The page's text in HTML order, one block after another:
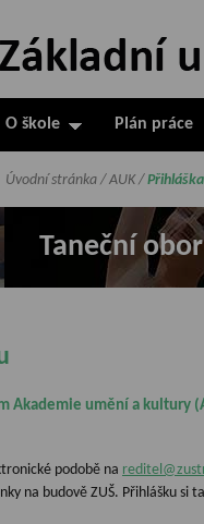
O škole Plán práce
Taneční obor
Úvodní stránka / AUK/
Akademie umění a kultury
podobě na
na budově ZUŠ. Přihlášku